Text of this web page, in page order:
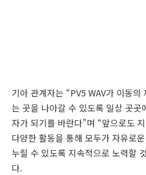
기아 관계자는 “PV5 WAV가 이동의
는 곳을 나아갈 수 있도록 일상 곳곳
자가 되기를 바란다”며 “앞으로도
다양한 활동을 통해 모두가 자유로
누릴 수 있도록 지속적으로 노력할
다.